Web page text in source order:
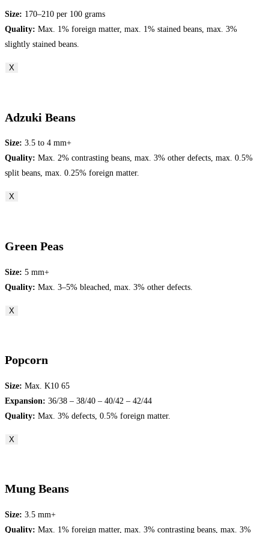
Size: 170–210 per 100 grams
Quality: Max. 1% foreign matter, max. 1% stained beans, max. 3%
slightly stained beans.
X
Adzuki Beans
Size: 3.5 to 4 mm+
Quality: Max. 2% contrasting beans, max. 3% other defects, max. 0.5%
split beans, max. 0.25% foreign matter.
X
Green Peas
Size: 5 mm+
Quality: Max. 3–5% bleached, max. 3% other defects.
X
Popcorn
Size: Max. K10 65
Expansion: 36/38 – 38/40 – 40/42 – 42/44
Quality: Max. 3% defects, 0.5% foreign matter.
X
Mung Beans
Size: 3.5 mm+
Quality: Max. 1% foreign matter, max. 3% contrasting beans, max. 3%